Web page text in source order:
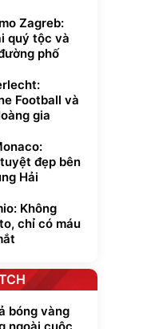
Zagreb:
quý tộc và
phố
Football và
gia
đẹp bên
Hải
Không
chỉ có máu
bóng vàng